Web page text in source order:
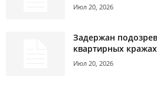
Июл 20, 2026
Задержан
квартирных
Июл 20, 2026